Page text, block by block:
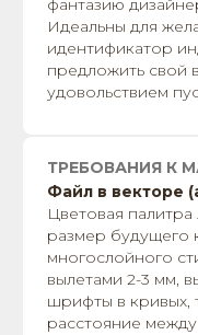
фантазию
Идеальны для
идентификатор
предложить свой
удовольствием
ТРЕБОВАНИЯ К
Файл в векторе
Цветовая
размер будущего
многослойного
вылетами 2-3 мм,
шрифты в кривых,
расстояние